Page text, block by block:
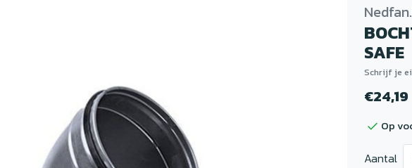
SAFE
Schrijf je
€24,19
Op
Aantal